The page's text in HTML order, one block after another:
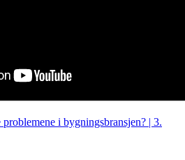
i bygningsbransjen? | 3.